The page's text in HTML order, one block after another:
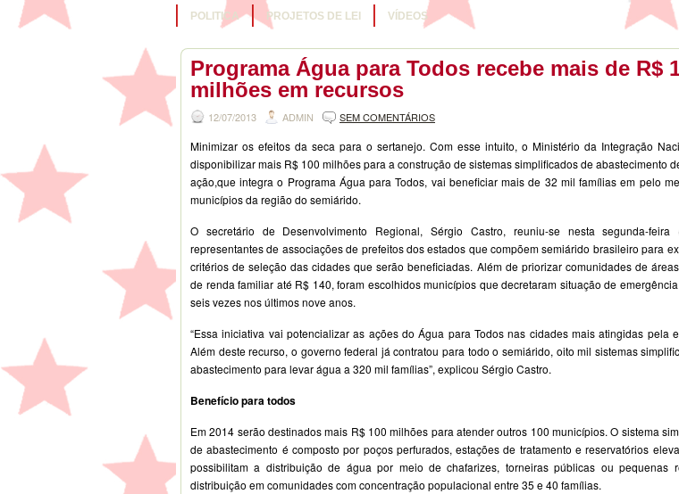
POLITICA PROJETOS DE LEI VÍDEOS
Programa Água para Todos recebe mais de R$
milhões em recursos
12/07/2013 ADMIN SEM COMENTÁRIOS
Minimizar os efeitos da seca para o sertanejo. Com esse intuito, o Ministério da Integração
disponibilizar mais R$ 100 milhões para a construção de sistemas simplificados de abastecimento
ação,que integra o Programa Água para Todos, vai beneficiar mais de 32 mil famílias em pelo
municípios da região do semiárido.
O secretário de Desenvolvimento Regional, Sérgio Castro, reuniu-se nesta segunda-feira
representantes de associações de prefeitos dos estados que compõem semiárido brasileiro para
critérios de seleção das cidades que serão beneficiadas. Além de priorizar comunidades de
de renda familiar até R$ 140, foram escolhidos municípios que decretaram situação de
seis vezes nos últimos nove anos.
“Essa iniciativa vai potencializar as ações do Água para Todos nas cidades mais atingidas pela
Além deste recurso, o governo federal já contratou para todo o semiárido, oito mil sistemas
abastecimento para levar água a 320 mil famílias”, explicou Sérgio Castro.
Benefício para todos
Em 2014 serão destinados mais R$ 100 milhões para atender outros 100 municípios. O sistema
de abastecimento é composto por poços perfurados, estações de tratamento e reservatórios
possibilitam a distribuição de água por meio de chafarizes, torneiras públicas ou pequenas
distribuição em comunidades com concentração populacional entre 35 e 40 famílias.